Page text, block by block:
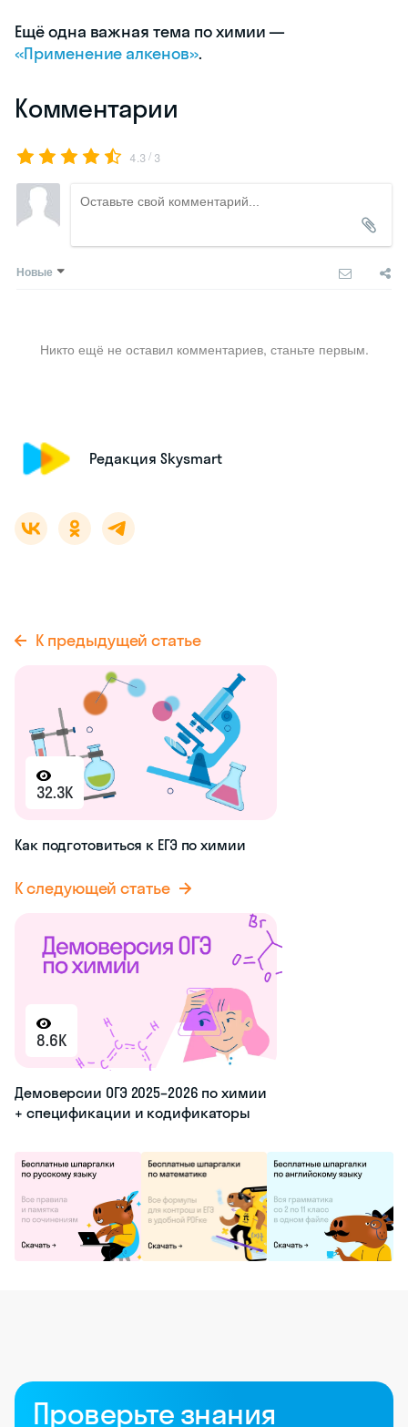
Ещё одна важная тема по химии —
«Применение алкенов».
Комментарии
4.3/ 3
Новые
Никто ещё не оставил комментариев, станьте первым.
Редакция Skysmart
К предыдущей статье
32.3K
Как подготовиться к ЕГЭ по химии
К следующей статье
8.6K
Демоверсии ОГЭ 2025–2026 по химии
+ спецификации и кодификаторы
Проверьте знания